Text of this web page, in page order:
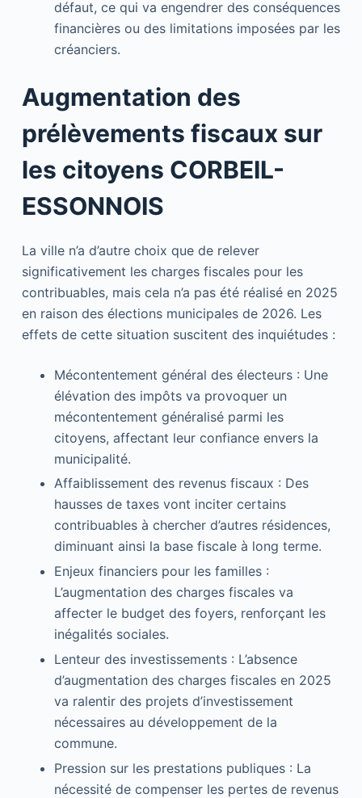
défaut, ce qui va engendrer des conséquences
financières ou des limitations imposées par les
créanciers.
Augmentation des
prélèvements fiscaux sur
les citoyens CORBEIL-
ESSONNOIS
La ville n’a d’autre choix que de relever
significativement les charges fiscales pour les
contribuables, mais cela n’a pas été réalisé en 2025
en raison des élections municipales de 2026. Les
effets de cette situation suscitent des inquiétudes :
Mécontentement général des électeurs : Une
élévation des impôts va provoquer un
mécontentement généralisé parmi les
citoyens, affectant leur confiance envers la
municipalité.
Affaiblissement des revenus fiscaux : Des
hausses de taxes vont inciter certains
contribuables à chercher d’autres résidences,
diminuant ainsi la base fiscale à long terme.
Enjeux financiers pour les familles :
L’augmentation des charges fiscales va
affecter le budget des foyers, renforçant les
inégalités sociales.
Lenteur des investissements : L’absence
d’augmentation des charges fiscales en 2025
va ralentir des projets d’investissement
nécessaires au développement de la
commune.
Pression sur les prestations publiques : La
nécessité de compenser les pertes de revenus